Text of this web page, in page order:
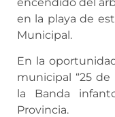
en la playa de
Municipal.
En la
municipal “25
la Banda
Provincia.